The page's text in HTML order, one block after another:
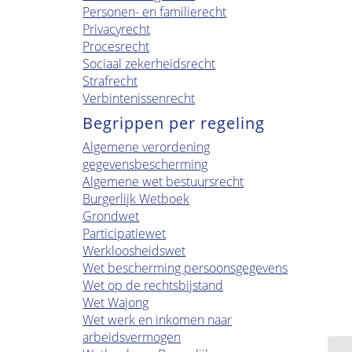
Personen- en familierecht
Privacyrecht
Procesrecht
Sociaal zekerheidsrecht
Strafrecht
Verbintenissenrecht
Begrippen per regeling
Algemene verordening
gegevensbescherming
Algemene wet bestuursrecht
Burgerlijk Wetboek
Grondwet
Participatiewet
Werkloosheidswet
Wet bescherming persoonsgegevens
Wet op de rechtsbijstand
Wet Wajong
Wet werk en inkomen naar
arbeidsvermogen